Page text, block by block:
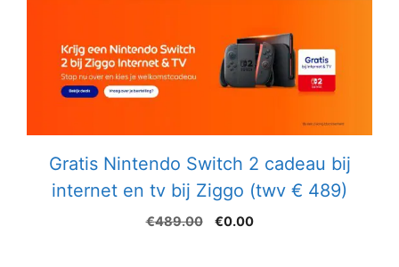
Gratis Nintendo Switch 2 cadeau bij
internet en tv bij Ziggo (twv € 489)
€489.00
Oorspronkelijke
€0.00Huidige